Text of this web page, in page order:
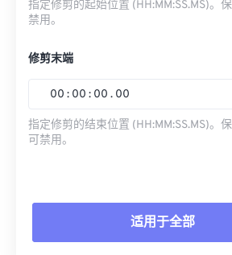
指定修剪的起始位置 (HH:MM:SS.MS)。
禁用。
修剪末端
00 : 00 : 00 . 00
指定修剪的结束位置 (HH:MM:SS.MS)。
可禁用。
适用于全部